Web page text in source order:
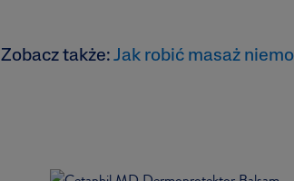
Zobacz także: Jak robić masaż